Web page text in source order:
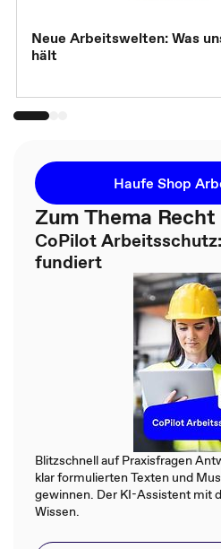
Neue Arbeitswelten: Was
hält
Haufe Shop
Zum Thema
CoPilot
fundiert
Blitzschnell auf Praxisfragen
klar formulierten Texten und
gewinnen. Der KI-Assistent mit
Wissen.